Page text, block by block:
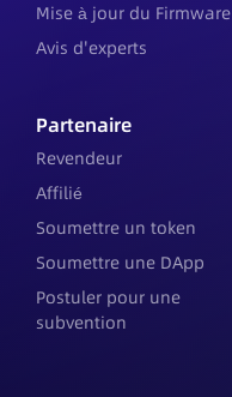
Mise à jour du Firmware
Avis d'experts
Partenaire
Revendeur
Affilié
Soumettre un token
Soumettre une DApp
Postuler pour une
subvention